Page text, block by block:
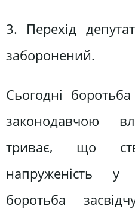
3. Перехід
заборонений.
Сьогодні
законодавчою
триває, що
напруженість у
боротьба